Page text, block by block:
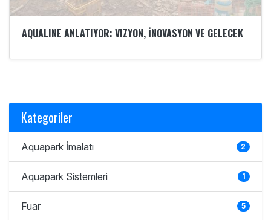
AQUALINE ANLATIYOR: VIZYON, İNOVASYON VE GELECEK
Kategoriler
Aquapark İmalatı 2
Aquapark Sistemleri 1
Fuar 5